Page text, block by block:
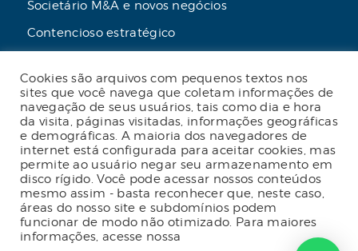
Societário M&A e novos negócios
Contencioso estratégico
Advogado online
Planos de assessoria mensal
2023 Malgueiro Campos Zardo Advocacia |
Termos e condições de uso do site|Política
de privacidade| Código de conduta|
Política de privacidade para fornecedores|
Cookies são arquivos com pequenos textos nos
sites que você navega que coletam informações de
navegação de seus usuários, tais como dia e hora
da visita, páginas visitadas, informações geográficas
e demográficas. A maioria dos navegadores de
internet está configurada para aceitar cookies, mas
permite ao usuário negar seu armazenamento em
disco rígido. Você pode acessar nossos conteúdos
mesmo assim - basta reconhecer que, neste caso,
áreas do nosso site e subdomínios podem
funcionar de modo não otimizado. Para maiores
informações, acesse nossa
Política de Privacidade